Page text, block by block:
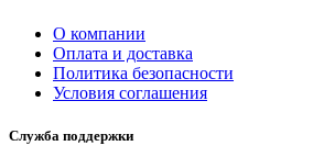
О компании
Оплата и доставка
Политика безопасности
Условия соглашения
Служба поддержки